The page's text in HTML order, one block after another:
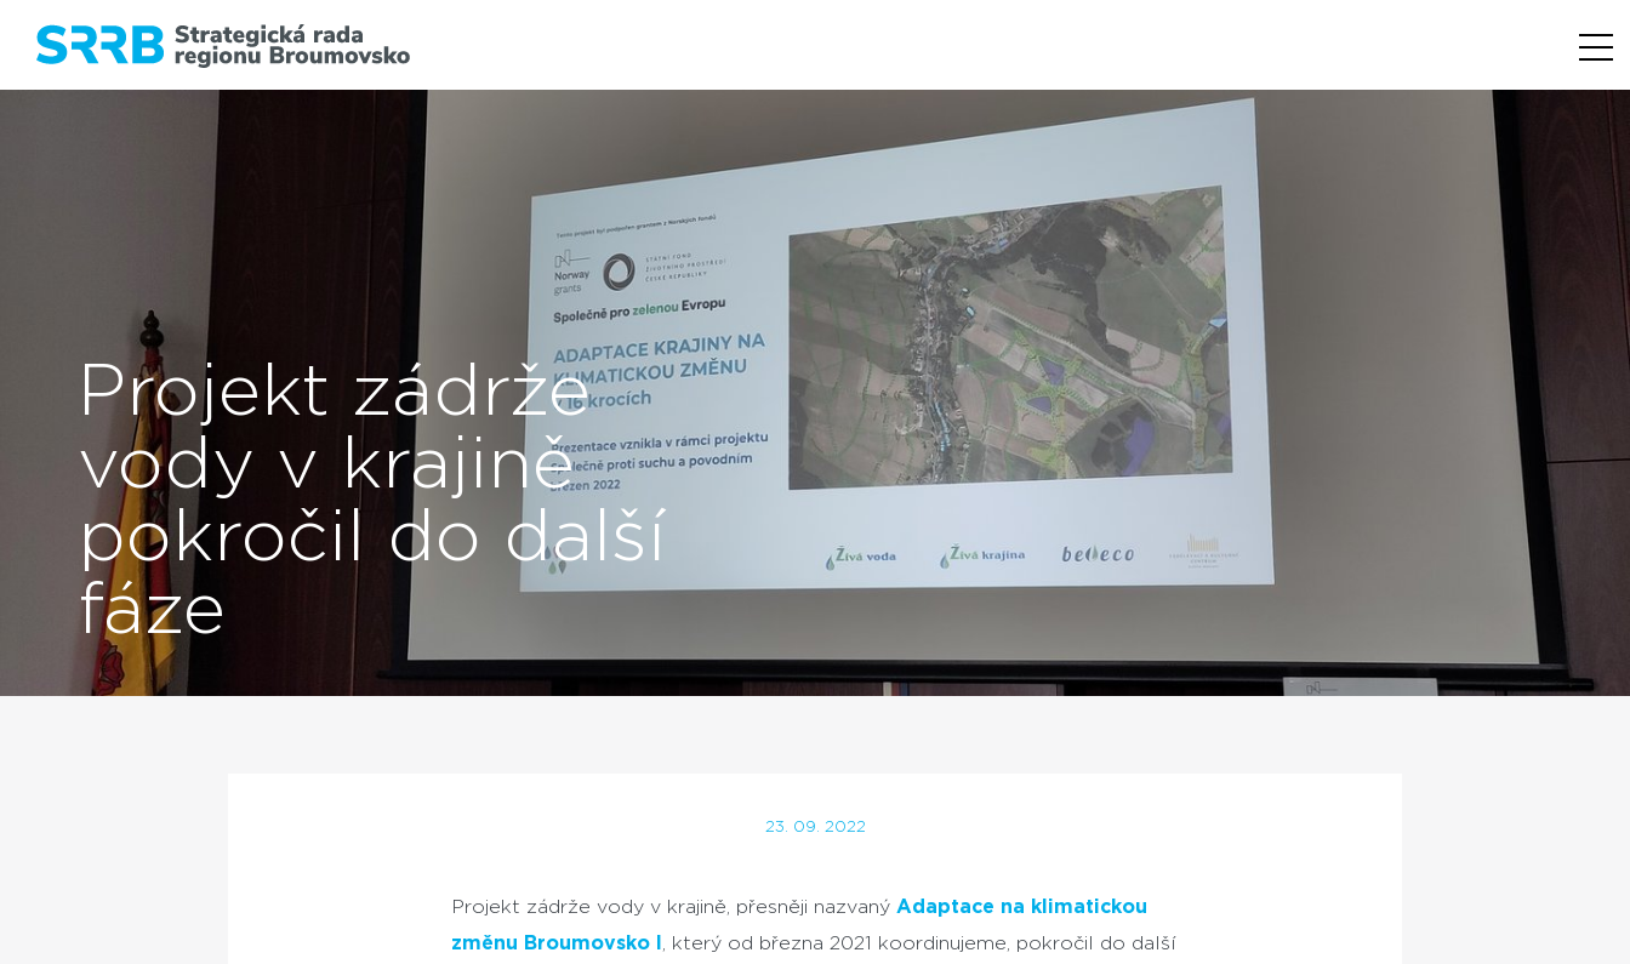
Projekt zádrže
vody v krajině
pokročil do další
fáze
23. 09. 2022
Projekt zádrže vody v krajině, přesněji nazvaný Adaptace na klimatickou
změnu Broumovsko I
, který od března 2021 koordinujeme, pokročil do další